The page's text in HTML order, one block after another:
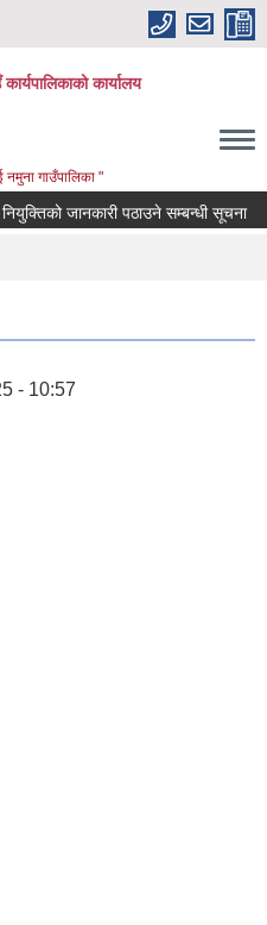
कार्यपालिकाको कार्यालय
नमुना गाउँपालिका "
जानकारी पठाउने सम्बन्धी सूचना
- 10:57